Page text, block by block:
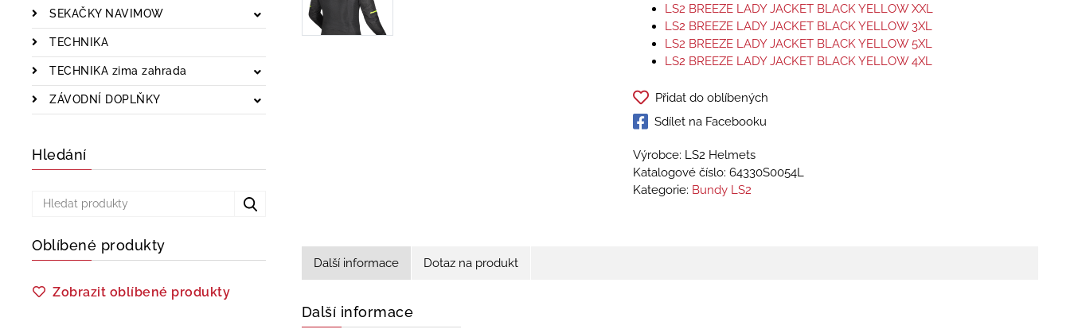
SEKAČKY NAVIMOW
TECHNIKA
TECHNIKA zima zahrada
ZÁVODNÍ DOPLŇKY
Hledání
Oblíbené produkty
Zobrazit oblíbené produkty
LS2 BREEZE LADY JACKET BLACK YELLOW XXL
LS2 BREEZE LADY JACKET BLACK YELLOW 3XL
LS2 BREEZE LADY JACKET BLACK YELLOW 5XL
LS2 BREEZE LADY JACKET BLACK YELLOW 4XL
Přidat do oblíbených
Sdílet na Facebooku
Výrobce: LS2 Helmets
Katalogové číslo: 64330S0054L
Kategorie: Bundy LS2
Další informace Dotaz na produkt
Další informace